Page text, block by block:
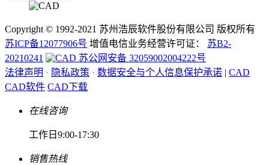
Copyright © 1992-2021 苏州浩辰软件股份有限公司 版权所有
苏ICP备12077906号 增值电信业务经营许可证： 苏B2-
20210241
苏公网安备 32059002004222号
法律声明 · 隐私政策 · 数据安全与个人信息保护承诺 | CAD
CAD软件 CAD下载
在线咨询
工作日9:00-17:30
销售热线